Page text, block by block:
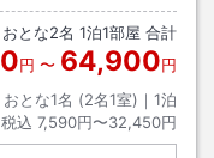
おとな2名 1泊1部屋 合計
円 〜 64,900円
おとな1名 (2名1室)｜ 1泊
税込 7,590円〜32,450円